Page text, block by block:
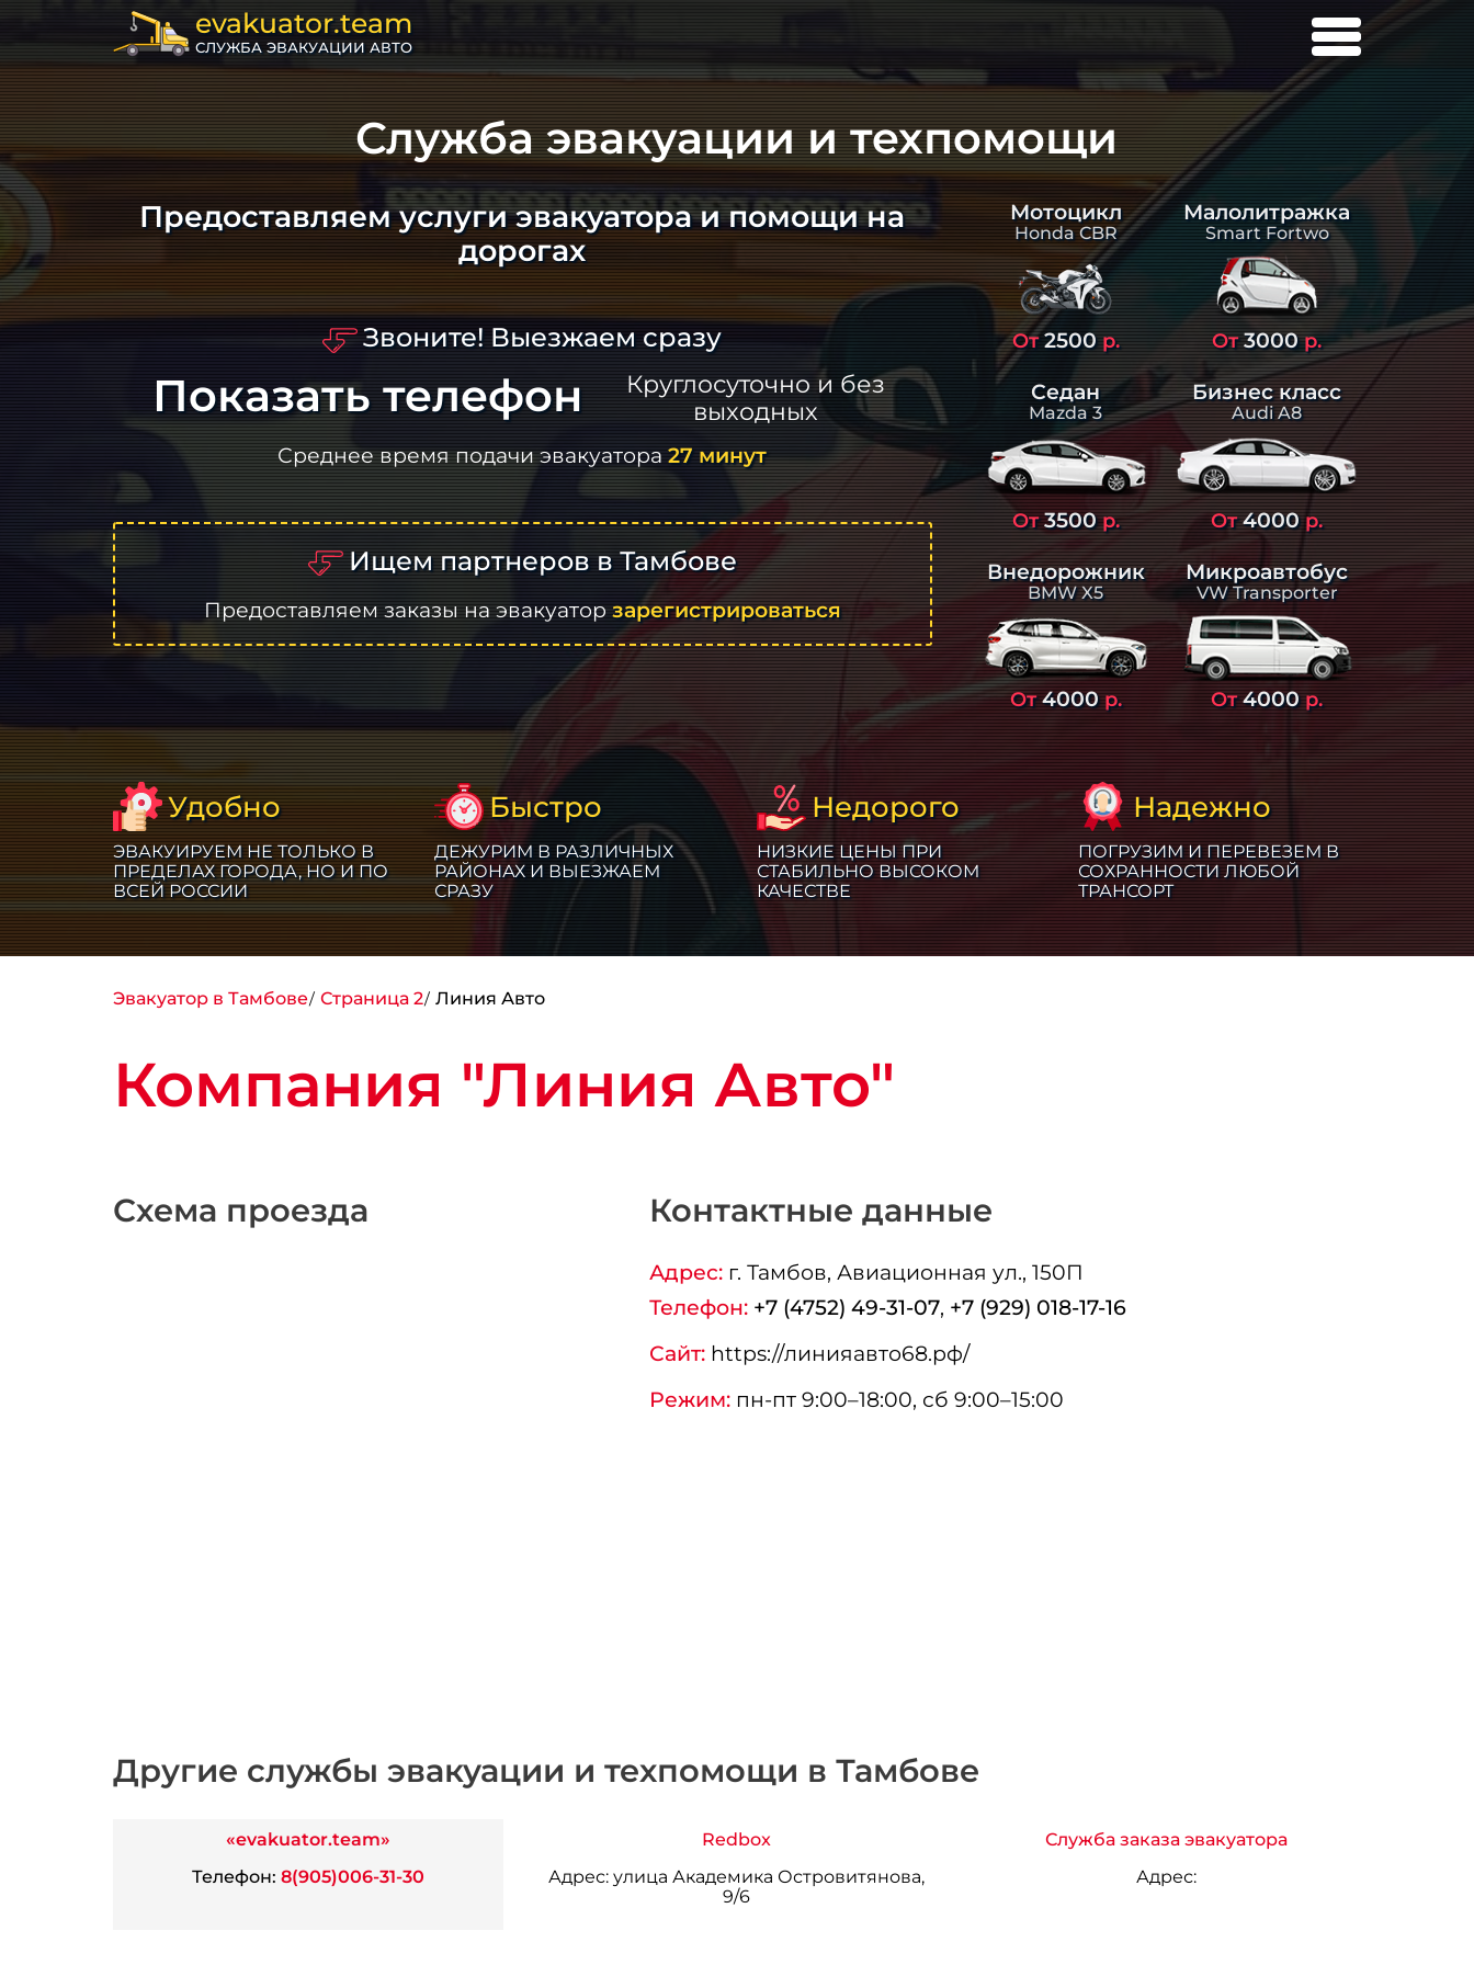
evakuator.team
СЛУЖБА ЭВАКУАЦИИ АВТО
Служба эвакуации и техпомощи
Предоставляем услуги эвакуатора и помощи на
дорогах
Звоните! Выезжаем сразу
Показать телефон
Круглосуточно и без
выходных
Среднее время подачи эвакуатора27 минут
Ищем партнеров в Тамбове
Предоставляем заказы на эвакуаторзарегистрироваться
Мотоцикл
Honda CBR
От2500р.
Малолитражка
Smart Fortwo
От3000р.
Седан
Mazda 3
От3500р.
Бизнес класс
Audi A8
От4000р.
Внедорожник
BMW X5
От4000р.
Микроавтобус
VW Transporter
От4000р.
Удобно
ЭВАКУИРУЕМ НЕ ТОЛЬКО В
ПРЕДЕЛАХ ГОРОДА, НО И ПО
ВСЕЙ РОССИИ
Быстро
ДЕЖУРИМ В РАЗЛИЧНЫХ
РАЙОНАХ И ВЫЕЗЖАЕМ
СРАЗУ
Недорого
НИЗКИЕ ЦЕНЫ ПРИ
СТАБИЛЬНО ВЫСОКОМ
КАЧЕСТВЕ
Надежно
ПОГРУЗИМ И ПЕРЕВЕЗЕМ В
СОХРАННОСТИ ЛЮБОЙ
ТРАНСОРТ
Эвакуатор в Тамбове Страница 2 Линия Авто
Компания "Линия Авто"
Схема проезда Контактные данные
Адрес:г. Тамбов, Авиационная ул., 150П
Телефон: +7 (4752) 49-31-07, +7 (929) 018-17-16
Сайт:https://линияавто68.рф/
Режим:пн-пт 9:00–18:00, сб 9:00–15:00
Другие службы эвакуации и техпомощи в Тамбове
«evakuator.team»
Телефон: 8(905)006-31-30
Redbox
Адрес: улица Академика Островитянова,
9/6
Служба заказа эвакуатора
Адрес: